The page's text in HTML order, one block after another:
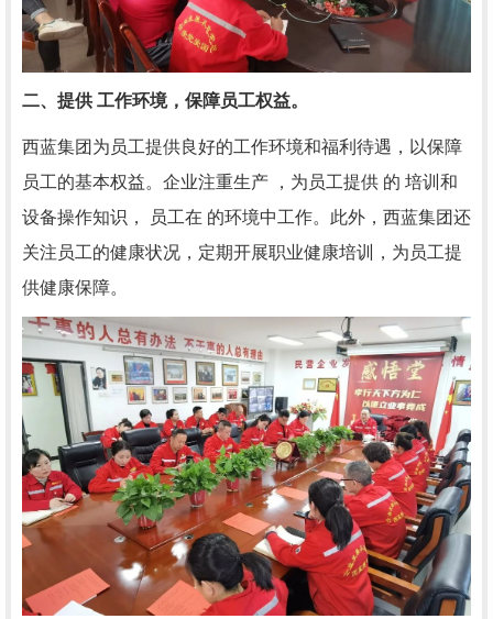
二、提供 工作环境，保障员工权益。
西蓝集团为员工提供良好的工作环境和福利待遇，以保障
员工的基本权益。企业注重生产 ，为员工提供 的 培训和
设备操作知识， 员工在 的环境中工作。此外，西蓝集团还
关注员工的健康状况，定期开展职业健康培训，为员工提
供健康保障。